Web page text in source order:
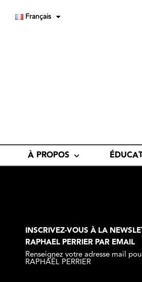
Français
À PROPOS
INSCRIVEZ-VOUS À LA
RAPHAEL PERRIER PAR EMAIL​
Renseignez votre adresse mail
RAPHAËL PERRIER